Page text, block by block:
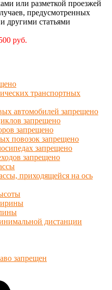
или разметкой проезжей
предусмотренных
другими статьями
руб.
транспортных
автомобилей запрещено
запрещено
запрещено
повозок запрещено
запрещено
запрещено
приходящейся на ось
дистанции
запрещен